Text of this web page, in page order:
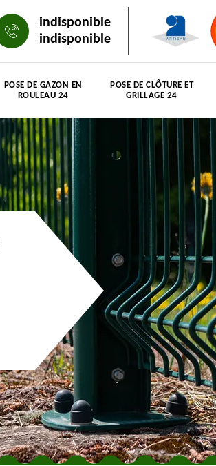
indisponible
indisponible
POSE DE GAZON EN
ROULEAU 24
POSE DE CLÔTURE ET
GRILLAGE 24